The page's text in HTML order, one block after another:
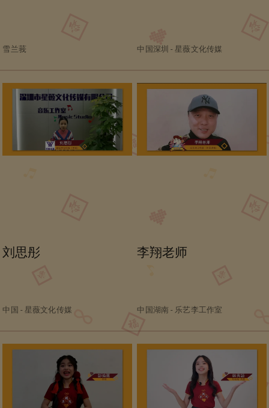
雪兰莪 中国深圳 - 星薇文化传媒
刘思彤
中国 - 星薇文化传媒
李翔老师
中国湖南 - 乐艺李工作室